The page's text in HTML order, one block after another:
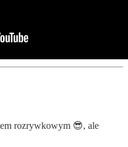
rozrywkowym 😎, ale